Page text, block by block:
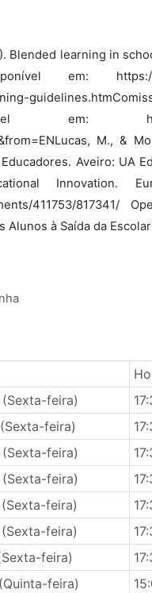
Blended learning in
em: https://
https://eur-
M., &
Aveiro: UA
Innovation.
411753/817341/
Alunos à Saída da
feira)
feira)
feira)
feira)
feira)
feira)
feira)
feira)